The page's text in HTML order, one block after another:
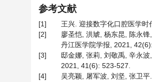
参考文献
[1]
王兴. 迎接数字化口腔医学
[2]
廖圣恺, 洪虓, 杨东昆, 陈永
丹江医学院学报, 2021,
[3]
邸金娜, 张莉, 刘敬禹, 辛永
2021, 41(6): 523-527.
[4]
吴亮颖, 屠军波, 刘坚, 张卫